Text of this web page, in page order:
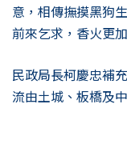
意，相傳撫摸黑狗
前來乞求，香火更
民政局長柯慶忠補
流由土城、板橋及